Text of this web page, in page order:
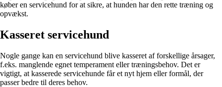
køber en servicehund for at sikre, at hunden har den rette træning og
opvækst.
Kasseret servicehund
Nogle gange kan en servicehund blive kasseret af forskellige årsager,
f.eks. manglende egnet temperament eller træningsbehov. Det er
vigtigt, at kasserede servicehunde får et nyt hjem eller formål, der
passer bedre til deres behov.